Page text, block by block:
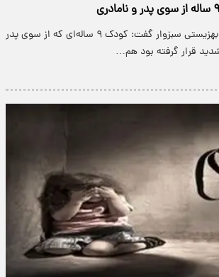
پارسینه: سرپرست اداره بهزیستی سبزوار گفت: کودک ۹ ساله‌ای که از سوی پدر
قرار گرفته بود هم…